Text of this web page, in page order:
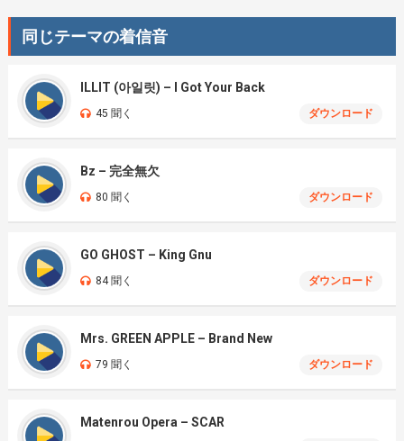
同じテーマの着信音
ILLIT (아일릿) – I Got Your Back
45 聞く ダウンロード
Bz – 完全無欠
80 聞く ダウンロード
GO GHOST – King Gnu
84 聞く ダウンロード
Mrs. GREEN APPLE – Brand New
79 聞く ダウンロード
Matenrou Opera – SCAR